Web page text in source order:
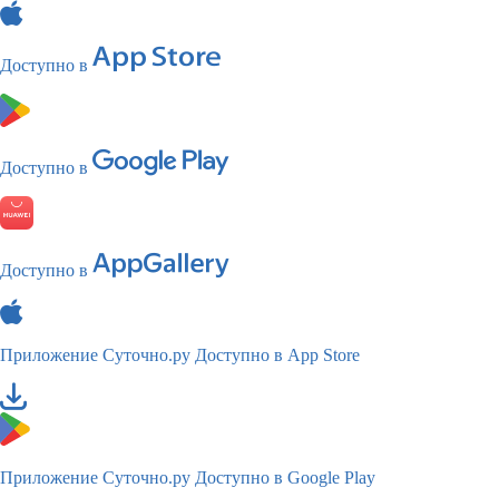
Доступно в
Доступно в
Доступно в
Приложение Суточно.ру Доступно в App Store
Приложение Суточно.ру Доступно в Google Play